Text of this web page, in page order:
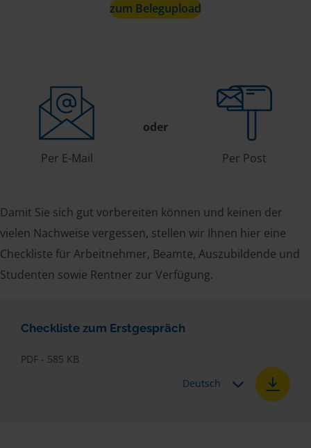
zum Belegupload
Per E-Mail
oder
Per Post
Damit Sie sich gut vorbereiten können und keinen der
vielen Nachweise vergessen, stellen wir Ihnen hier eine
Checkliste für Arbeitnehmer, Beamte, Auszubildende und
Studenten sowie Rentner zur Verfügung.
Checkliste zum Erstgespräch
PDF - 585 KB
Deutsch